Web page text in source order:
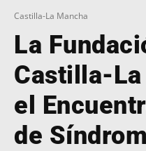
Castilla-La Mancha
La
Castilla-
el
de